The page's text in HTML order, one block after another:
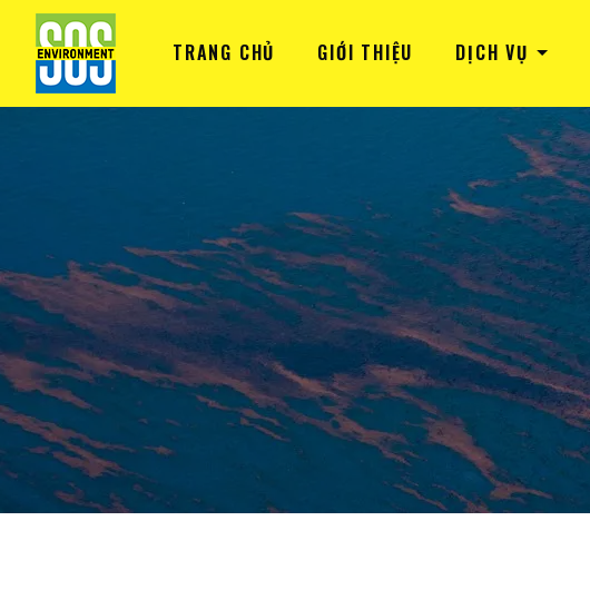
TRANG CHỦ GIỚI THIỆU DỊCH VỤ